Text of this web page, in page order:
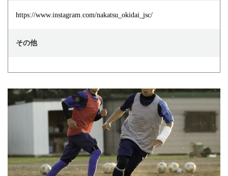
https://www.instagram.com/nakatsu_okidai_jsc/
その他